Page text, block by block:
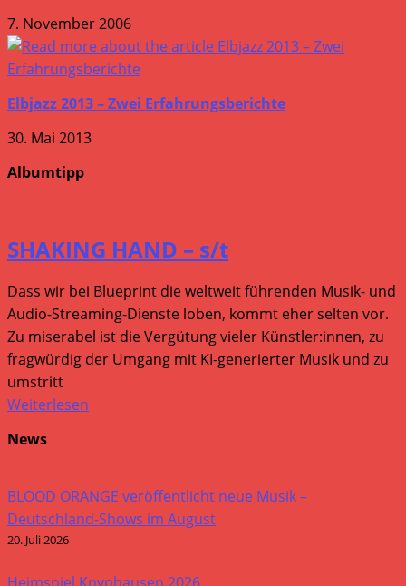
7. November 2006
Elbjazz 2013 – Zwei Erfahrungsberichte
30. Mai 2013
Albumtipp
SHAKING HAND – s/t
Dass wir bei Blueprint die weltweit führenden Musik- und
Audio-Streaming-Dienste loben, kommt eher selten vor.
Zu miserabel ist die Vergütung vieler Künstler:innen, zu
fragwürdig der Umgang mit KI-generierter Musik und zu
umstritt
Weiterlesen
News
BLOOD ORANGE veröffentlicht neue Musik –
Deutschland-Shows im August
20. Juli 2026